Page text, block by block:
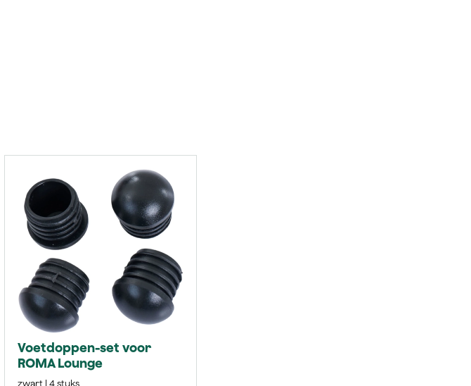
Voetdoppen-set voor
ROMA Lounge
zwart | 4 stuks